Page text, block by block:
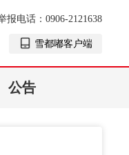
报电话：0906-2121638
雪都嘟客户端
公告